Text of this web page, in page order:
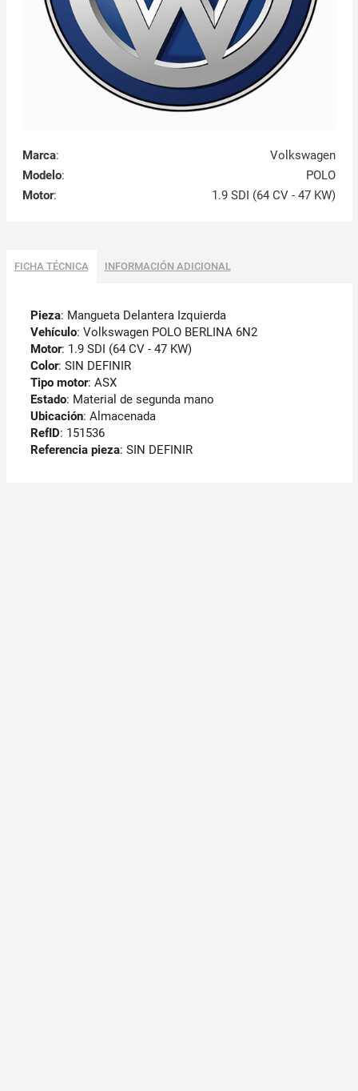
Marca:
Volkswagen
Modelo:
POLO
Motor: 1.9 SDI (64 CV - 47 KW)
FICHA TÉCNICA INFORMACIÓN ADICIONAL
Pieza: Mangueta Delantera Izquierda
Vehículo: Volkswagen POLO BERLINA 6N2
Motor: 1.9 SDI (64 CV - 47 KW)
Color: SIN DEFINIR
Tipo motor: ASX
Estado: Material de segunda mano
Ubicación: Almacenada
RefID: 151536
Referencia pieza: SIN DEFINIR